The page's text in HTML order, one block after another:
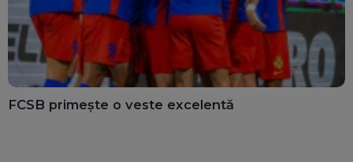
FCSB primește o veste excelentă